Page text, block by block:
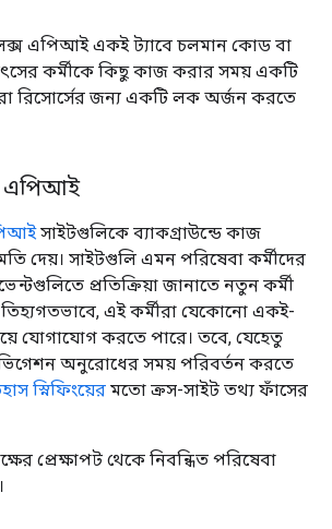
এপিআই একই ট্যাবে চলমান কোড বা
কর্মীকে কিছু কাজ করার সময় একটি
রিসোর্সের জন্য একটি লক অর্জন করতে
এপিআই
সাইটগুলিকে ব্যাকগ্রাউন্ডে কাজ
দেয়। সাইটগুলি এমন পরিষেবা কর্মীদের
প্রতিক্রিয়া জানাতে নতুন কর্মী
এই কর্মীরা যেকোনো একই-
যোগাযোগ করতে পারে। তবে, যেহেতু
অনুরোধের সময় পরিবর্তন করতে
স্নিফিংয়ের মতো ক্রস-সাইট তথ্য ফাঁসের
প্রেক্ষাপট থেকে নিবন্ধিত পরিষেবা